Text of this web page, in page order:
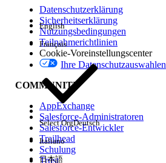
Edition
Erfahrung
Datenschutzerklärung
Sicherheitserklärung
Nutzungsbedingungen
Teilnahmerichtlinien
Cookie-Voreinstellungscenter
Ihre Datenschutzauswahlen
COMMUNITY
AppExchange
Salesforce-Administratoren
Salesforce-Entwickler
Trailhead
Schulung
Trust
English
Français
Select OrgDeutsch
Italiano
日本語